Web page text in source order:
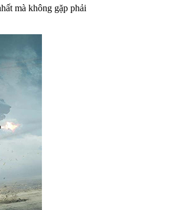
mà không gặp phải